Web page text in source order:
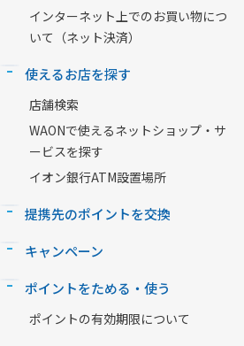
インターネット上でのお買い物につ
いて（ネット決済）
使えるお店を探す
店舗検索
WAONで使えるネットショップ・サ
ービスを探す
イオン銀行ATM設置場所
提携先のポイントを交換
キャンペーン
ポイントをためる・使う
ポイントの有効期限について